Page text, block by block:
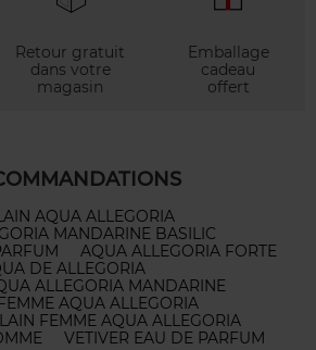
Retour gratuit
dans votre
magasin
Emballage
cadeau
offert
AQUA ALLEGORIA
MANDARINE BASILIC
AQUA ALLEGORIA FORTE
DE ALLEGORIA
ALLEGORIA MANDARINE
AQUA ALLEGORIA
FEMME AQUA ALLEGORIA
VETIVER EAU DE PARFUM